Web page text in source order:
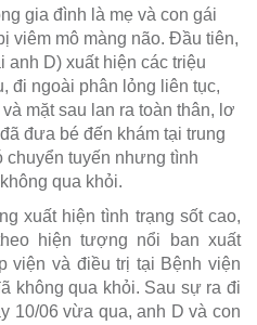
gia đình là mẹ và con gái
viêm mô màng não. Đầu tiên,
anh D) xuất hiện các triệu
đi ngoài phân lỏng liên tục,
mặt sau lan ra toàn thân, lơ
đưa bé đến khám tại trung
chuyển tuyến nhưng tình
qua khỏi.
xuất hiện tình trạng sốt cao,
hiện tượng nổi ban xuất
viện và điều trị tại Bệnh viện
không qua khỏi. Sau sự ra đi
10/06 vừa qua, anh D và con